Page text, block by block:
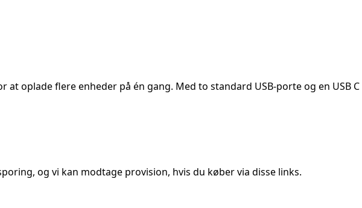
oplade flere enheder på én gang. Med to standard USB-porte og en USB C
og vi kan modtage provision, hvis du køber via disse links.